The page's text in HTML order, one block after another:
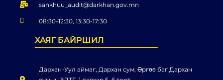
sankhuu_audit@darkhan.gov.mn
08:30-12:30, 13:30-17:30
ХАЯГ БАЙРШИЛ
Дархан-Уул аймаг, Дархан сум, Өргөө баг Дархан